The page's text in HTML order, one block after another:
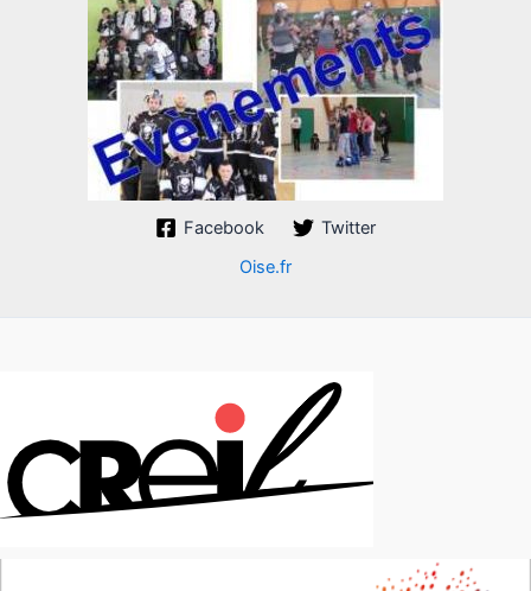
Facebook
Twitter
Oise.fr